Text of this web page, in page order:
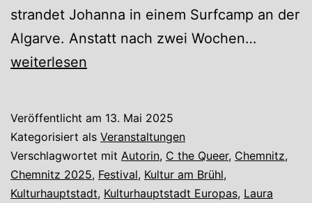
strandet Johanna in einem Surfcamp an der
Algarve. Anstatt nach zwei Wochen…
weiterlesen
Veröffentlicht am 13. Mai 2025
Kategorisiert als Veranstaltungen
Verschlagwortet mit Autorin, C the Queer, Chemnitz,
Chemnitz 2025, Festival, Kultur am Brühl,
Kulturhauptstadt, Kulturhauptstadt Europas, Laura